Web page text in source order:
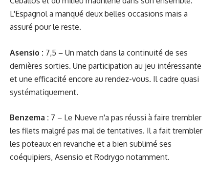
L'Espagnol a manqué deux belles occasions mais a
assuré pour le reste.
Asensio : 7,5 – Un match dans la continuité de ses
dernières sorties. Une participation au jeu intéressante
et une efficacité encore au rendez-vous. Il cadre quasi
systématiquement.
Benzema : 7 – Le Nueve n'a pas réussi à faire trembler
les filets malgré pas mal de tentatives. Il a fait trembler
les poteaux en revanche et a bien sublimé ses
coéquipiers, Asensio et Rodrygo notamment.